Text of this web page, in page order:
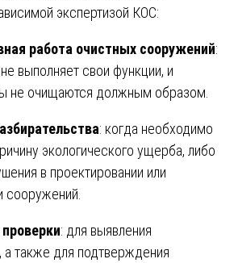
экспертизой КОС:
работа очистных сооружений:
выполняет свои функции, и
не очищаются должным образом.
: когда необходимо
экологического ущерба, либо
в проектировании или
сооружений.
: для выявления
а также для подтверждения